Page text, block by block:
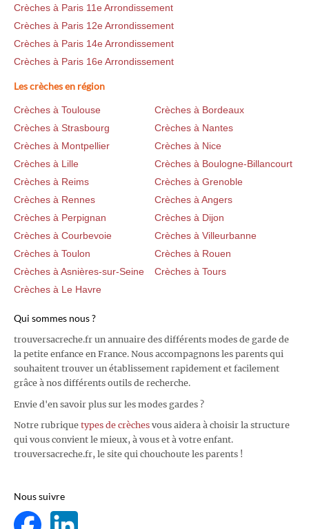
Crèches à Paris 11e Arrondissement
Crèches à Paris 12e Arrondissement
Crèches à Paris 14e Arrondissement
Crèches à Paris 16e Arrondissement
Les crèches en région
Crèches à Toulouse
Crèches à Bordeaux
Crèches à Strasbourg
Crèches à Nantes
Crèches à Montpellier
Crèches à Nice
Crèches à Lille
Crèches à Boulogne-Billancourt
Crèches à Reims
Crèches à Grenoble
Crèches à Rennes
Crèches à Angers
Crèches à Perpignan
Crèches à Dijon
Crèches à Courbevoie
Crèches à Villeurbanne
Crèches à Toulon
Crèches à Rouen
Crèches à Asnières-sur-Seine
Crèches à Tours
Crèches à Le Havre
Qui sommes nous ?
trouversacreche.fr un annuaire des différents modes de garde de
la petite enfance en France. Nous accompagnons les parents qui
souhaitent trouver un établissement rapidement et facilement
grâce à nos différents outils de recherche.
Envie d'en savoir plus sur les modes gardes ?
Notre rubrique types de crèches vous aidera à choisir la structure
qui vous convient le mieux, à vous et à votre enfant.
trouversacreche.fr, le site qui chouchoute les parents !
Nous suivre